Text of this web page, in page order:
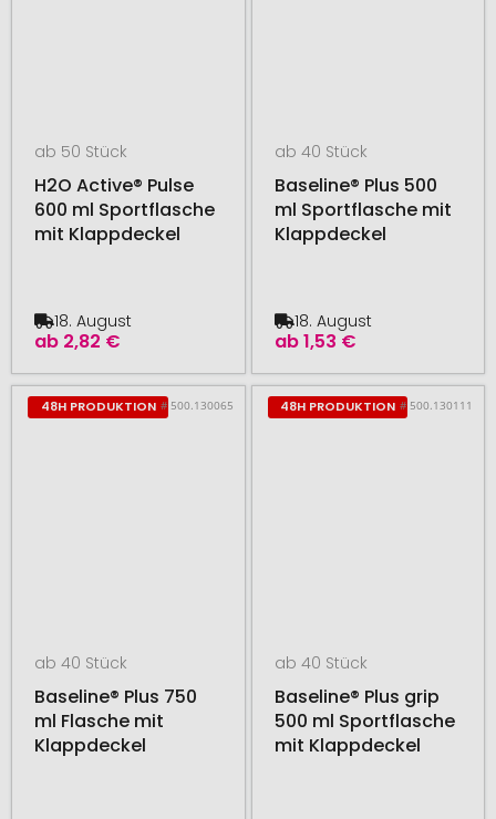
ab 50 Stück
H2O Active® Pulse
600 ml Sportflasche
mit Klappdeckel
ab 2,82 €
18. August
ab 40 Stück
Baseline® Plus 500
ml Sportflasche mit
Klappdeckel
ab1,53 €
18. August
48H PRODUKTION # 500.130065
ab 40 Stück
Baseline® Plus 750
ml Flasche mit
Klappdeckel
48H PRODUKTION # 500.130111
ab 40 Stück
Baseline® Plus grip
500 ml Sportflasche
mit Klappdeckel